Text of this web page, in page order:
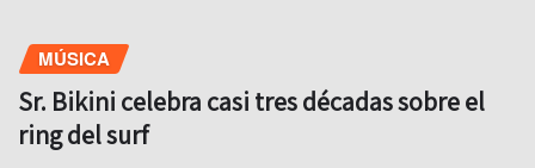
MÚSICA
Sr. Bikini celebra casi tres décadas sobre el
ring del surf